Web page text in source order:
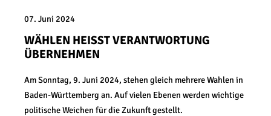
07. Juni 2024
WÄHLEN HEISST VERANTWORTUNG Ü
BERNEHMEN
Am Sonntag, 9. Juni 2024, stehen gleich mehrere Wahlen in
Baden-Württemberg an. Auf vielen Ebenen werden wichtige
politische Weichen für die Zukunft gestellt.